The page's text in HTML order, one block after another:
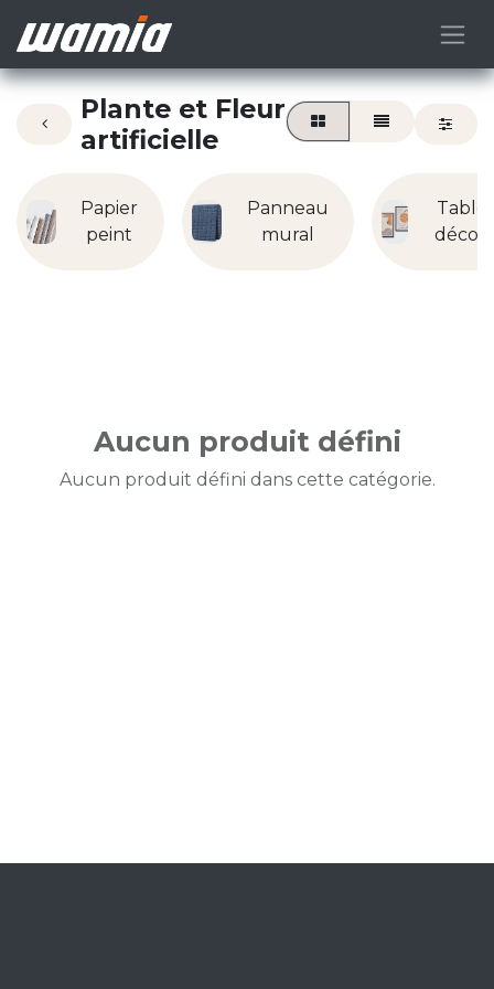
Plante et Fleur
artificielle
Papier
peint
Panneau
mural
Aucun produit défini
Aucun produit défini dans cette catégorie.